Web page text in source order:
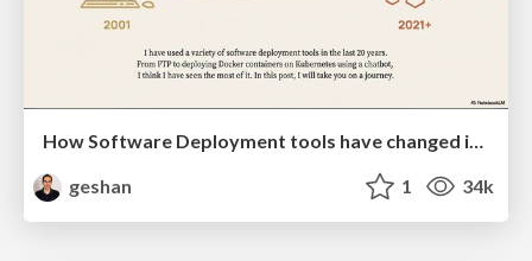
How Software Deployment tools have changed in the past 20 years
geshan
1 34k